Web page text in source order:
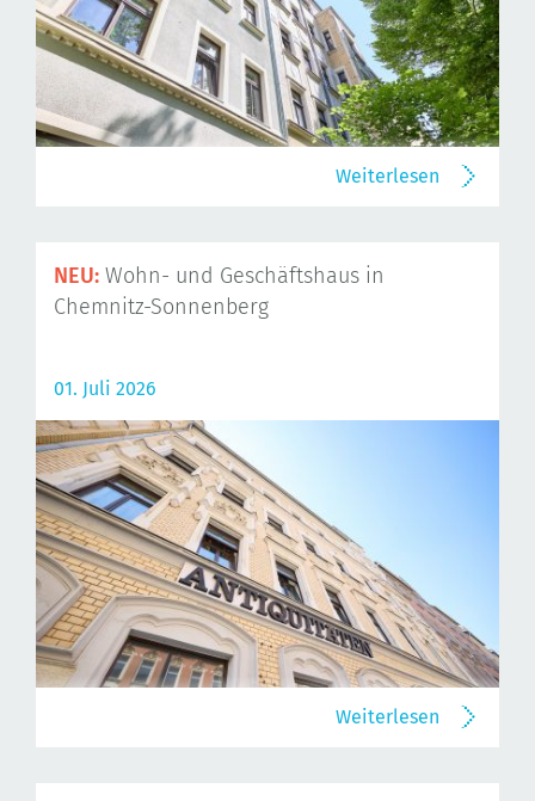
Weiterlesen
NEU: Wohn- und Geschäftshaus in
Chemnitz-Sonnenberg
01. Juli 2026
Weiterlesen